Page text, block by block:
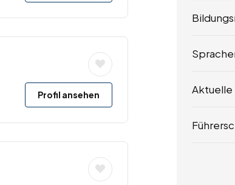
Profil ansehen Aktuelle